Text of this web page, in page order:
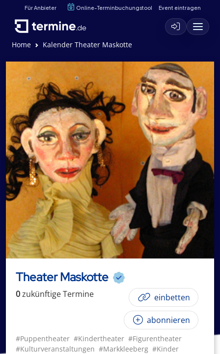
Für Anbieter Online-Terminbuchungstool Event eintragen
Home Kalender Theater Maskotte
Theater Maskotte
0zukünftigeTermine einbetten
abonnieren
#Puppentheater #Kindertheater #Figurentheater
#Kulturveranstaltungen #Markkleeberg #Kinder